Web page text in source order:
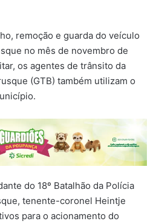
remoção e guarda do veículo
no mês de novembro de
os agentes de trânsito da
(GTB) também utilizam o
do 18º Batalhão da Polícia
tenente-coronel Heintje
para o acionamento do